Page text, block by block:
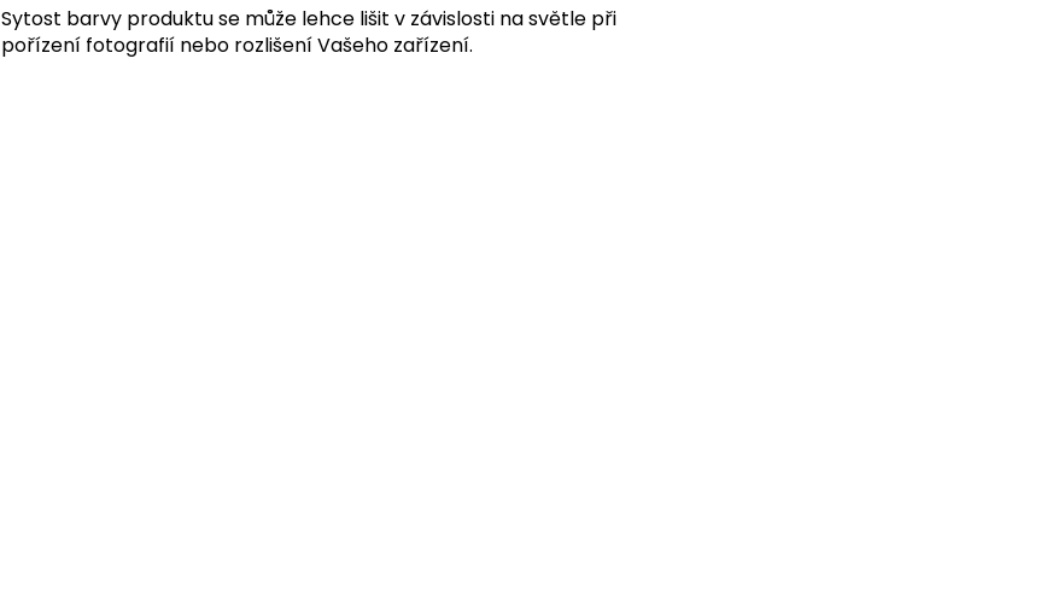
Sytost barvy produktu se může lehce lišit v závislosti na světle při
pořízení fotografií nebo rozlišení Vašeho zařízení.